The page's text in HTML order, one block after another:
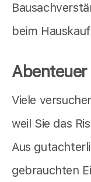
beim
Viele
weil Sie das
Aus
gebrauchten